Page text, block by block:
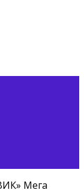
Мега